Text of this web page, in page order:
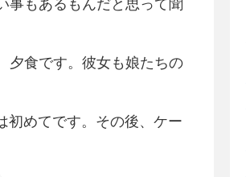
事もあるもんだと思って聞
夕食です。彼女も娘たちの
初めてです。その後、ケー